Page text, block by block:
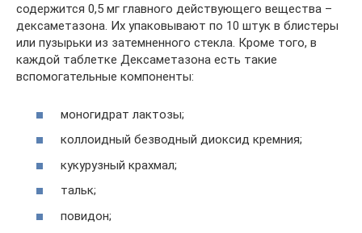
содержится 0,5 мг главного действующего вещества –
дексаметазона. Их упаковывают по 10 штук в блистеры
или пузырьки из затемненного стекла. Кроме того, в
каждой таблетке Дексаметазона есть такие
вспомогательные компоненты:
моногидрат лактозы;
коллоидный безводный диоксид кремния;
кукурузный крахмал;
тальк;
повидон;